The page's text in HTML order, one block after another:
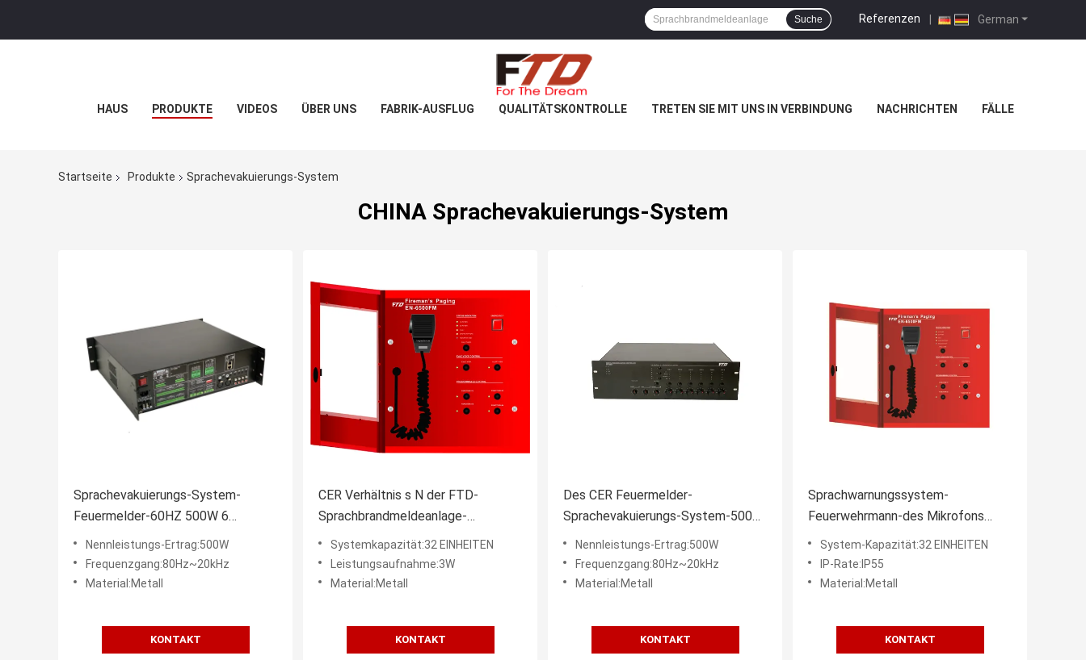
German
Referenzen |
Suche
HAUS PRODUKTE VIDEOS ÜBER UNS FABRIK-AUSFLUG QUALITÄTSKONTROLLE TRETEN SIE MIT UNS IN VERBINDUNG NACHRICHTEN FÄLLE
Startseite Produkte Sprachevakuierungs-System
CHINA Sprachevakuierungs-System
Sprachevakuierungs-System-
Feuermelder-60HZ 500W 6
Verstärker des Metallevac Zonen-
der Klassen-D
Nennleistungs-Ertrag:500W
Frequenzgang:80Hz~20kHz
Material:Metall
KONTAKT
CER Verhältnis s N der FTD-
Sprachbrandmeldeanlage-
Evakuierungs-Zonen-70dB
Systemkapazität:32 EINHEITEN
Leistungsaufnahme:3W
Material:Metall
KONTAKT
Des CER Feuermelder-
Sprachevakuierungs-System-500W
6 System Zonen-des Metallpava
Nennleistungs-Ertrag:500W
Frequenzgang:80Hz~20kHz
Material:Metall
KONTAKT
Sprachwarnungssystem-
Feuerwehrmann-des Mikrofons
EN54-24 der
Echtzeitüberwachungs-IP55
Sprecher
System-Kapazität:32 EINHEITEN
IP-Rate:IP55
Material:Metall
KONTAKT